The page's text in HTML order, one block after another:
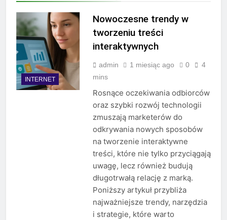
INTERNET
Nowoczesne trendy w
tworzeniu treści
interaktywnych
admin 1 miesiąc ago 0
4
mins
Rosnące oczekiwania odbiorców
oraz szybki rozwój technologii
zmuszają marketerów do
odkrywania nowych sposobów
na tworzenie interaktywne
treści, które nie tylko przyciągają
uwagę, lecz również budują
długotrwałą relację z marką.
Poniższy artykuł przybliża
najważniejsze trendy, narzędzia
i strategie, które warto